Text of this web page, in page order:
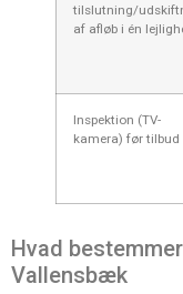
tilslutning/
af afløb i én
Inspektion (TV-
kamera) før tilbud
Hvad
Vallensbæk